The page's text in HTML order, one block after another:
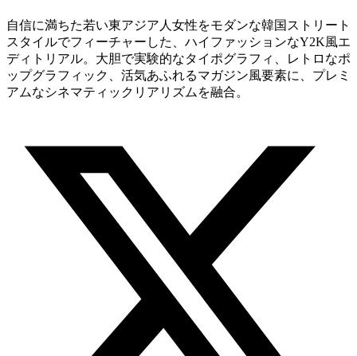
自信に満ちた若い東アジア人女性をモダンな韓国ストリート
スタイルでフィーチャーした、ハイファッションなY2K風エ
ディトリアル。大胆で実験的なタイポグラフィ、レトロなポ
ップグラフィック、活気あふれるマガジン風要素に、プレミ
アムなシネマティックリアリズムを融合。